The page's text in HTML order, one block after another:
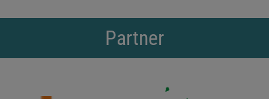
Partner